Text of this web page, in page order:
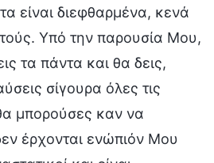
είναι διεφθαρμένα, κενά
Υπό την παρουσία Μου,
τα πάντα και θα δεις,
σίγουρα όλες τις
μπορούσες καν να
έρχονται ενώπιόν Μου